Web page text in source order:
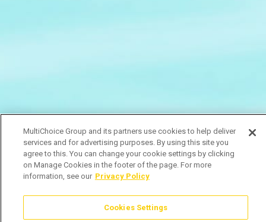
MultiChoice Group and its partners use cookies to help deliver
services and for advertising purposes. By using this site you
agree to this. You can change your cookie settings by clicking
on Manage Cookies in the footer of the page. For more
information, see our Privacy Policy
Cookies Settings